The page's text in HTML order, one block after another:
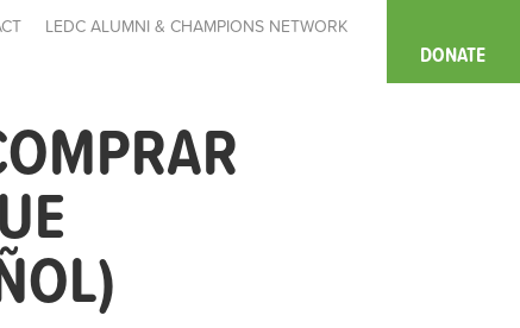
LEDC ALUMNI & CHAMPIONS NETWORK
DONATE